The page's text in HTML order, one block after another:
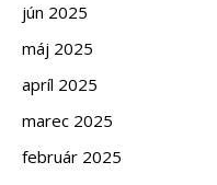
jún 2025
máj 2025
apríl 2025
marec 2025
február 2025